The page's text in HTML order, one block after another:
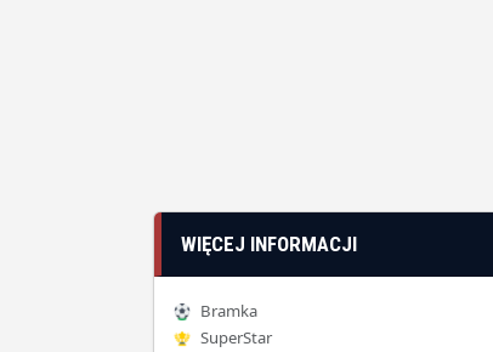
WIĘCEJ INFORMACJI
Bramka
SuperStar